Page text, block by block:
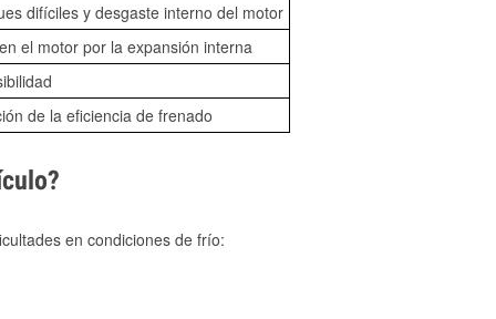
difíciles y desgaste interno del motor
el motor por la expansión interna
de la eficiencia de frenado
en condiciones de frío: